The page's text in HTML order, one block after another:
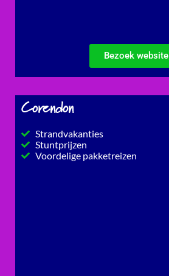
Bezoek website
Corendon
Strandvakanties
Stuntprijzen
Voordelige pakketreizen